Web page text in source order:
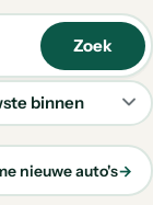
Zoek
nieuwe auto's→